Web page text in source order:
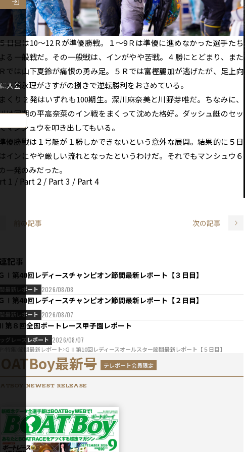
入会
目は10～12Ｒが準優勝戦。１～9Ｒは準優に進めなかった選手たち
る一般戦だ。その一般戦は、インがやや苦戦。４勝にとどまり、また
では山下夏鈴が痛恨の勇み足。５Ｒでは富樫麗加が逃げたが、足上向
三浦永理がさすがの捌きで逆転勝利をおさめている。
り２発はいずれも100期生。深川麻奈美と川野芽唯だ。ちなみに、
は同期の平高奈菜のイン戦をまくって沈めた格好。ダッシュ艇のセッ
マンシュウを叩き出してもいる。
勝戦は１号艇が１勝しかできないという意外な展開。結果的に５日
インにやや厳しい流れとなったというわけだ。それでもマンシュウ６
一発のみだった。
1 / Part 2 / Part 3 / Part 4
前の記事 次の記事
記事
Ⅰ第40回レディースチャンピオン節間最新レポート【３日目】
最新レポート 2026/08/08
Ⅰ第40回レディースチャンピオン節間最新レポート【２日目】
最新レポート 2026/08/07
第８回全国ボートレース甲子園レポート
グレースレポート 2026/08/07
節間最新レポート ＧⅡ第10回レディースオールスター節間最新レポート【５日目】
最新号 テレボート会員限定
NEWEST RELEASE
2026年